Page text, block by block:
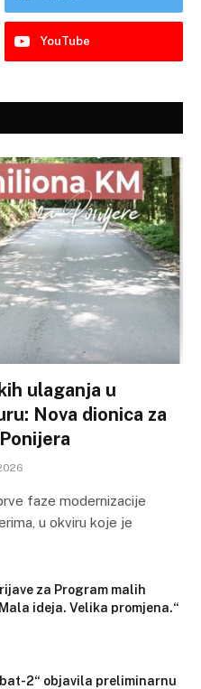
YouTube
ulaganja u
Nova dionica za
faze modernizacije
u okviru koje je
za Program malih
ideja. Velika promjena.“
2“ objavila preliminarnu